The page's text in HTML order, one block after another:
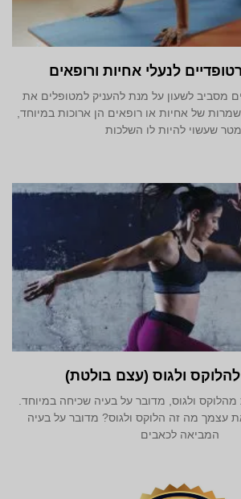
לנעלי אחיות ורופאים
מסביב לשעון על מנת להעניק למטופלים את
של אחיות או רופאים הן ארוכות במיוחד,
שעשוי להיות לו השלכות
ולגוס (עצם בולטת)
ולגוס, מדובר על בעיה שכיחה במיוחד.
עצמך מה זה הלוקס ולגוס? מדובר על בעיה
המביאה לכאבים